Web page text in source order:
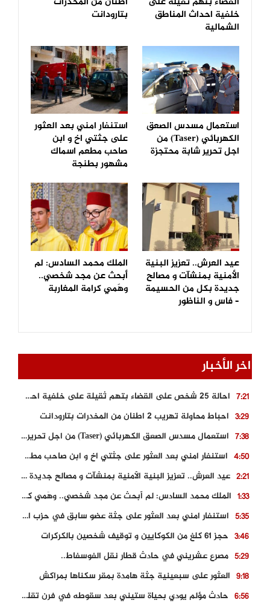
خلفية احداث المناطق
الشمالية
بتارودانت
استعمال مسدس الصعق
الكهربائي (Taser) من
اجل تحرير شابة محتجزة
استنفار امني بعد العثور
على جثتي اخ و ابن
صاحب مطعم اسماك
مشهور بطنجة
عيد العرش.. تعزيز البنية
الأمنية بمنشآت و مصالح
جديدة بكل من الحسيمة
– فاس و الناظور
الملك محمد السادس: لم
أبحث عن مجد شخصي..
وهَمي كرامة المغاربة
اخر الأخبار
7:21
احالة 25 شخص على القضاء بتهم ثقيلة على خلفية احداث المناطق الشمالية
3:29 احباط محاولة تهريب 2 اطنان من المخدرات بتارودانت
7:38
استعمال مسدس الصعق الكهربائي (Taser) من اجل تحرير شابة محتجزة
4:50
استنفار امني بعد العثور على جثتي اخ و ابن صاحب مطعم اسماك مشهور بطنجة
2:21
عيد العرش.. تعزيز البنية الأمنية بمنشآت و مصالح جديدة بكل من الحسيمة – فاس و الناظور
1:33
الملك محمد السادس: لم أبحث عن مجد شخصي.. وهَمي كرامة المغاربة
5:35
استنفار امني بعد العثور على جثة عضو سابق في حزب المصباح بالقنيطرة..
3:46 حجز 61 كلغ من الكوكايين و توقيف شخصين بالكركرات
5:29 مصرع عشريني في حادث قطار نقل الفوسفاط..
9:18 العثور على سبعينية جثة هامدة بمقر سكناها بمراكش
6:56
حادث مؤلم يودي بحياة ستيني بعد سقوطه في فرن تقليدي “للجير”